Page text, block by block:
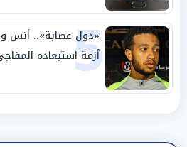
5
«دول عصابة».. أنس
أزمة استبعاده